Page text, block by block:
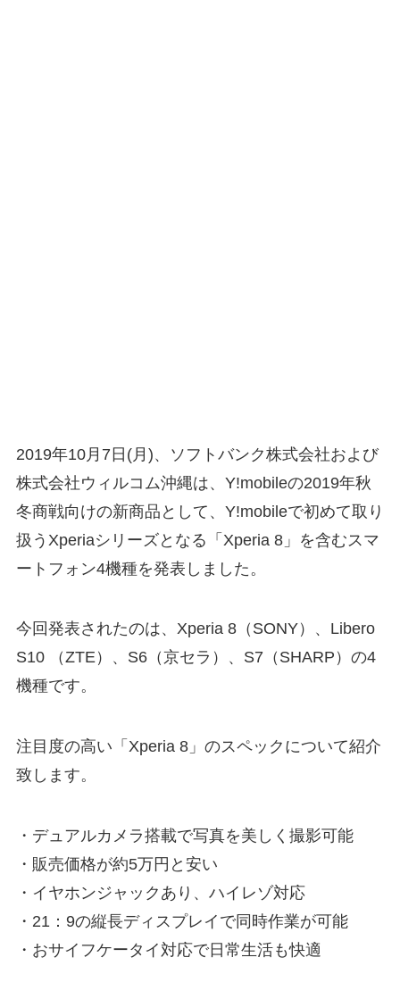
2019年10月7日(月)、ソフトバンク株式会社および
株式会社ウィルコム沖縄は、Y!mobileの2019年秋
冬商戦向けの新商品として、Y!mobileで初めて取り
扱うXperiaシリーズとなる「Xperia 8」を含むスマ
ートフォン4機種を発表しました。
今回発表されたのは、Xperia 8（SONY）、Libero
S10 （ZTE）、S6（京セラ）、S7（SHARP）の4
機種です。
注目度の高い「Xperia 8」のスペックについて紹介
致します。
・デュアルカメラ搭載で写真を美しく撮影可能
・販売価格が約5万円と安い
・イヤホンジャックあり、ハイレゾ対応
・21：9の縦長ディスプレイで同時作業が可能
・おサイフケータイ対応で日常生活も快適